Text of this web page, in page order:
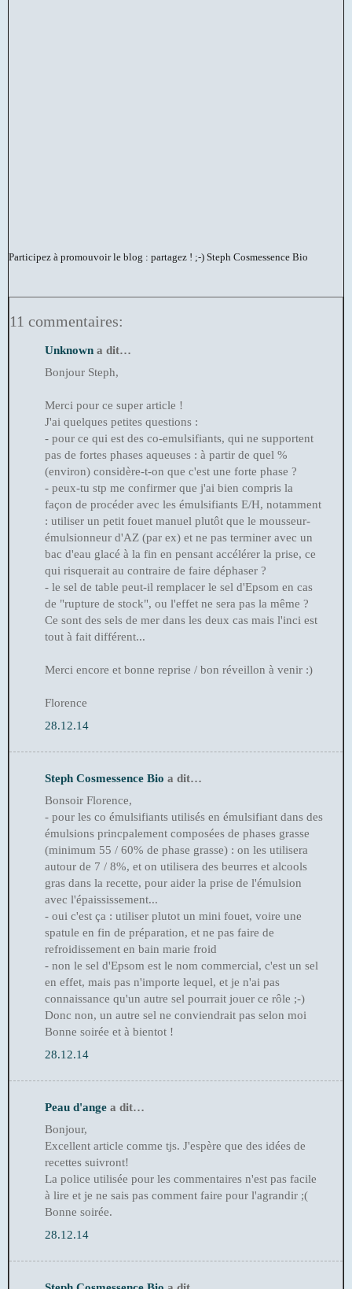
Participez à promouvoir le blog : partagez ! ;-) Steph Cosmessence Bio
11 commentaires:
Unknown a dit…
Bonjour Steph,
Merci pour ce super article !
J'ai quelques petites questions :
- pour ce qui est des co-emulsifiants, qui ne supportent
pas de fortes phases aqueuses : à partir de quel %
(environ) considère-t-on que c'est une forte phase ?
- peux-tu stp me confirmer que j'ai bien compris la
façon de procéder avec les émulsifiants E/H, notamment
: utiliser un petit fouet manuel plutôt que le mousseur-
émulsionneur d'AZ (par ex) et ne pas terminer avec un
bac d'eau glacé à la fin en pensant accélérer la prise, ce
qui risquerait au contraire de faire déphaser ?
- le sel de table peut-il remplacer le sel d'Epsom en cas
de "rupture de stock", ou l'effet ne sera pas la même ?
Ce sont des sels de mer dans les deux cas mais l'inci est
tout à fait différent...
Merci encore et bonne reprise / bon réveillon à venir :)
Florence
28.12.14
Steph Cosmessence Bio a dit…
Bonsoir Florence,
- pour les co émulsifiants utilisés en émulsifiant dans des
émulsions princpalement composées de phases grasse
(minimum 55 / 60% de phase grasse) : on les utilisera
autour de 7 / 8%, et on utilisera des beurres et alcools
gras dans la recette, pour aider la prise de l'émulsion
avec l'épaississement...
- oui c'est ça : utiliser plutot un mini fouet, voire une
spatule en fin de préparation, et ne pas faire de
refroidissement en bain marie froid
- non le sel d'Epsom est le nom commercial, c'est un sel
en effet, mais pas n'importe lequel, et je n'ai pas
connaissance qu'un autre sel pourrait jouer ce rôle ;-)
Donc non, un autre sel ne conviendrait pas selon moi
Bonne soirée et à bientot !
28.12.14
Peau d'ange a dit…
Bonjour,
Excellent article comme tjs. J'espère que des idées de
recettes suivront!
La police utilisée pour les commentaires n'est pas facile
à lire et je ne sais pas comment faire pour l'agrandir ;(
Bonne soirée.
28.12.14